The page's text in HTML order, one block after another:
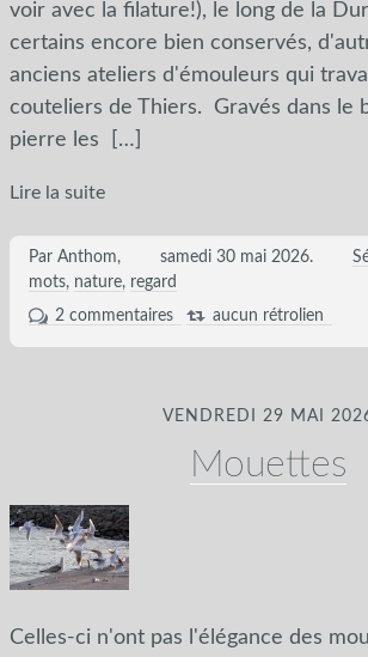
voir avec la filature!), le long de la
certains encore bien conservés,
anciens ateliers d'émouleurs qui
couteliers de Thiers. Gravés dans le
pierre les
[…]
Lire la suite
Par Anthom, samedi 30 mai 2026.
mots nature regard
2 commentaires
aucun rétrolien
VENDREDI 29 MAI
Mouettes
Celles-ci n'ont pas l'élégance des